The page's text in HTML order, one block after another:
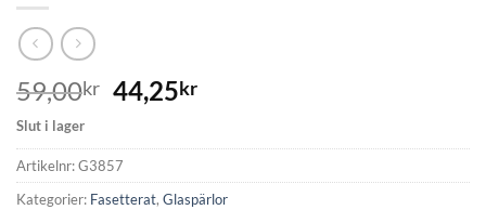
59,00kr 44,25kr
Slut i lager
Artikelnr:G3857
Kategorier: Fasetterat, Glaspärlor